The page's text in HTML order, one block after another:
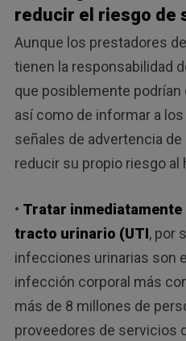
reducir el riesgo de
Aunque los prestadores
tienen la responsabilidad
que posiblemente
así como de informar a
señales de advertencia
reducir su propio riesgo al
• Tratar inmediatamente
tracto urinario (UTI, por
infecciones urinarias son
infección corporal más
más de 8 millones de
proveedores de servicios